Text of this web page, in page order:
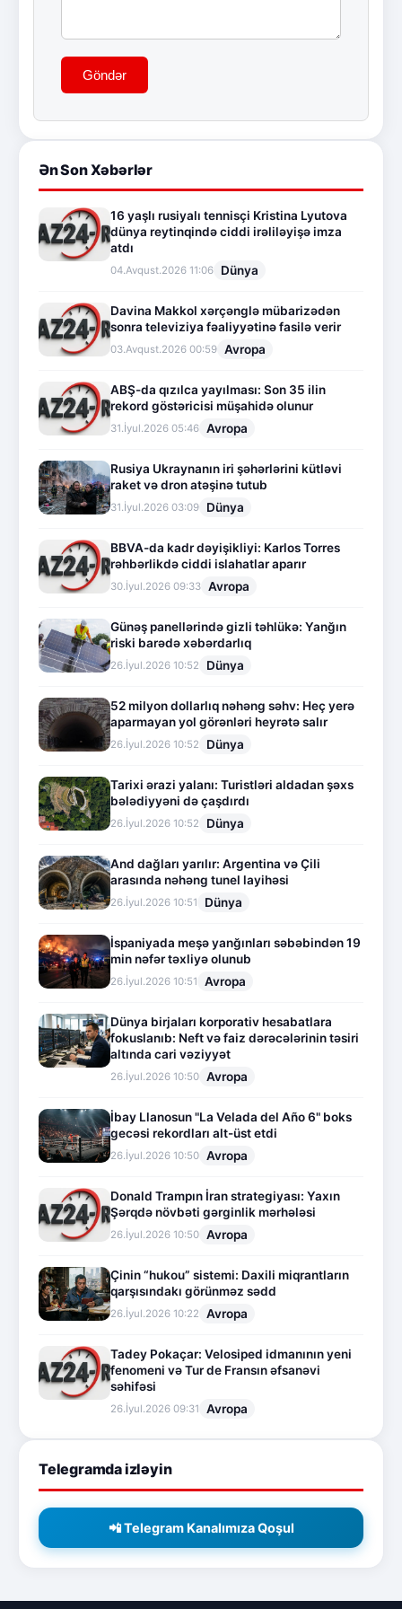
Göndər
Ən Son Xəbərlər
16 yaşlı rusiyalı tennisçi Kristina Lyutova
dünya reytinqində ciddi irəliləyişə imza
atdı
04.Avqust.2026 11:06 Dünya
Davina Makkol xərçənglə mübarizədən
sonra televiziya fəaliyyətinə fasilə verir
03.Avqust.2026 00:59 Avropa
ABŞ-da qızılca yayılması: Son 35 ilin
rekord göstəricisi müşahidə olunur
31.İyul.2026 05:46 Avropa
Rusiya Ukraynanın iri şəhərlərini kütləvi
raket və dron atəşinə tutub
31.İyul.2026 03:09 Dünya
BBVA-da kadr dəyişikliyi: Karlos Torres
rəhbərlikdə ciddi islahatlar aparır
30.İyul.2026 09:33 Avropa
Günəş panellərində gizli təhlükə: Yanğın
riski barədə xəbərdarlıq
26.İyul.2026 10:52 Dünya
52 milyon dollarlıq nəhəng səhv: Heç yerə
aparmayan yol görənləri heyrətə salır
26.İyul.2026 10:52 Dünya
Tarixi ərazi yalanı: Turistləri aldadan şəxs
bələdiyyəni də çaşdırdı
26.İyul.2026 10:52 Dünya
And dağları yarılır: Argentina və Çili
arasında nəhəng tunel layihəsi
26.İyul.2026 10:51 Dünya
İspaniyada meşə yanğınları səbəbindən 19
min nəfər təxliyə olunub
26.İyul.2026 10:51 Avropa
Dünya birjaları korporativ hesabatlara
fokuslanıb: Neft və faiz dərəcələrinin təsiri
altında cari vəziyyət
26.İyul.2026 10:50 Avropa
İbay Llanosun "La Velada del Año 6" boks
gecəsi rekordları alt-üst etdi
26.İyul.2026 10:50 Avropa
Donald Trampın İran strategiyası: Yaxın
Şərqdə növbəti gərginlik mərhələsi
26.İyul.2026 10:50 Avropa
Çinin “hukou” sistemi: Daxili miqrantların
qarşısındakı görünməz sədd
26.İyul.2026 10:22 Avropa
Tadey Pokaçar: Velosiped idmanının yeni
fenomeni və Tur de Fransın əfsanəvi
səhifəsi
26.İyul.2026 09:31 Avropa
Telegramda izləyin
📲 Telegram Kanalımıza Qoşul